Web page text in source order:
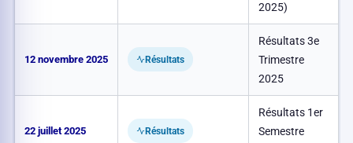
2025)
12 novembre 2025 Résultats
Résultats 3e
Trimestre
2025
22 juillet 2025 Résultats
Résultats 1er
Semestre